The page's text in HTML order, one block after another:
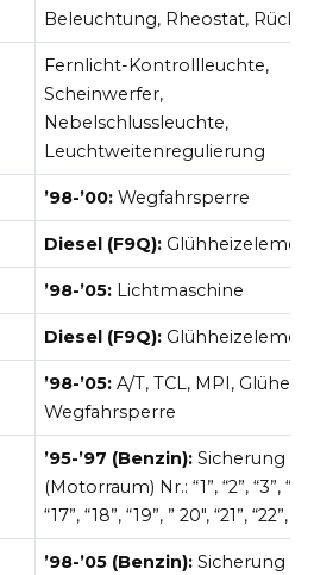
Beleuchtung, Rheostat,
Fernlicht-Kontrollleuchte,
Scheinwerfer,
Nebelschlussleuchte,
Leuchtweitenregulierung
’98-’00: Wegfahrsperre
Diesel (F9Q):
’98-’05: Lichtmaschine
Diesel (F9Q):
’98-’05: A/T, TCL, MPI, Glühen,
Wegfahrsperre
’95-’97 (Benzin): Sicherung
(Motorraum) Nr.: “1”, “2”, “3”,
“17”, “18”, “19”, ” 20″, “21”, “22”,
’98-’05 (Benzin): Sicherung